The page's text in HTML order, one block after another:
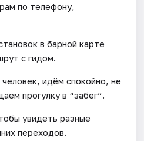
по телефону,
в барной карте
с гидом.
идём спокойно, не
прогулку в “забег”.
увидеть разные
переходов.